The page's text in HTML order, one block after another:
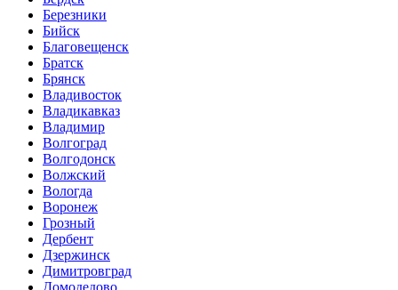
Березники
Бийск
Благовещенск
Братск
Брянск
Владивосток
Владикавказ
Владимир
Волгоград
Волгодонск
Волжский
Вологда
Воронеж
Грозный
Дербент
Дзержинск
Димитровград
Домодедово